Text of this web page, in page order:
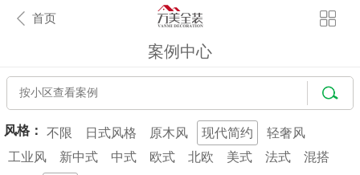
首页
案例中心
风格： 不限 日式风格 原木风 现代简约
轻奢风
工业风
新中式 中式 欧式 北欧 美式 法式
混搭